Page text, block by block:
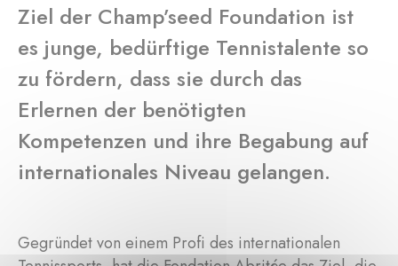
Ziel der Champ’seed Foundation ist
es junge, bedürftige Tennistalente so
zu fördern, dass sie durch das
Erlernen der benötigten
Kompetenzen und ihre Begabung auf
internationales Niveau gelangen.
Gegründet von einem Profi des internationalen